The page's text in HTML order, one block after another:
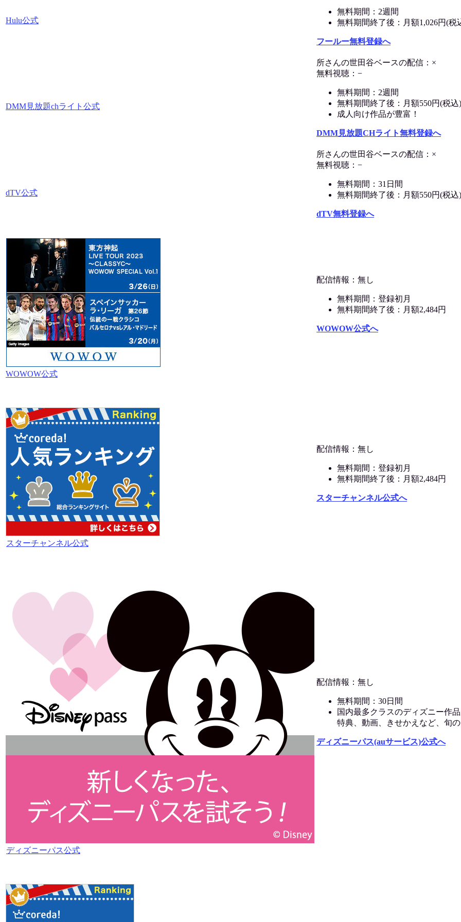
Hulu公式
無料期間：2週間
無料期間終了後：月額1,026円(税
フールー無料登録へ
DMM見放題chライト公式
所さんの世田谷ベースの配信：×
無料視聴：−
無料期間：2週間
無料期間終了後：月額550円(税込)
成人向け作品が豊富！
DMM見放題CHライト無料登録へ
dTV公式
所さんの世田谷ベースの配信：×
無料視聴：−
無料期間：31日間
無料期間終了後：月額550円(税込)
dTV無料登録へ
WOWOW公式
配信情報：無し
無料期間：登録初月
無料期間終了後：月額2,484円
WOWOW公式へ
スターチャンネル公式
配信情報：無し
無料期間：登録初月
無料期間終了後：月額2,484円
スターチャンネル公式へ
ディズニーパス公式
配信情報：無し
無料期間：30日間
国内最多クラスのディズニー作
特典、動画、きせかえなど、旬
ディズニーパス(auサービス)公式へ